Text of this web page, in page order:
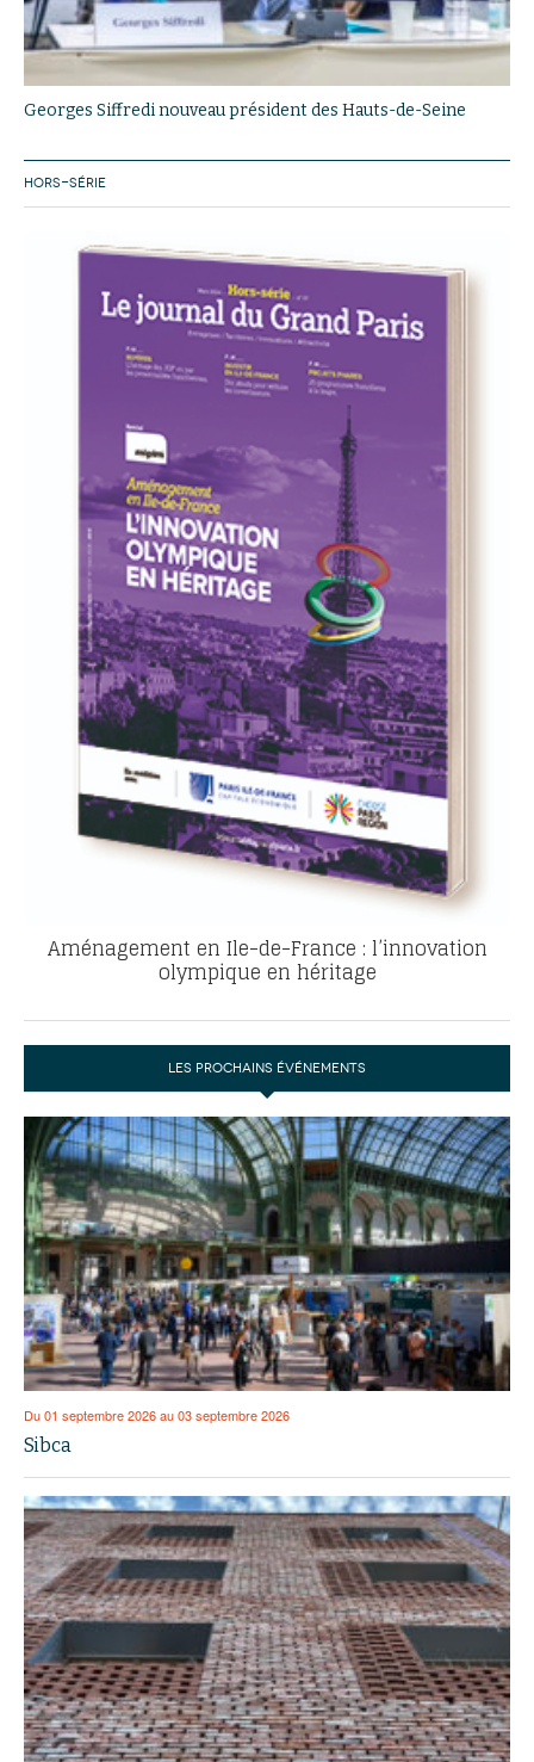
Georges Siffredi nouveau président des Hauts-de-Seine
HORS-SÉRIE
Aménagement en Ile-de-France : l’innovation
olympique en héritage
LES PROCHAINS ÉVÉNEMENTS
Du 01 septembre 2026 au 03 septembre 2026
Sibca